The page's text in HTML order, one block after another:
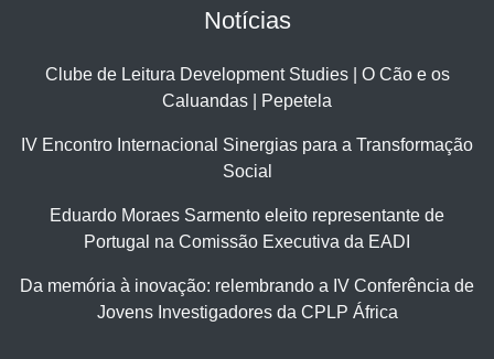
Notícias
Clube de Leitura Development Studies | O Cão e os
Caluandas | Pepetela
IV Encontro Internacional Sinergias para a Transformação
Social
Eduardo Moraes Sarmento eleito representante de
Portugal na Comissão Executiva da EADI
Da memória à inovação: relembrando a IV Conferência de
Jovens Investigadores da CPLP África